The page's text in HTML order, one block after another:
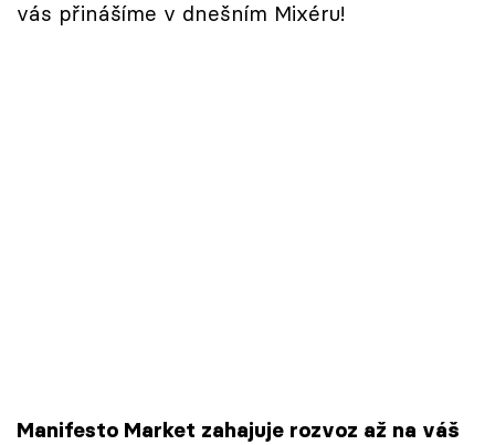
vás přinášíme v dnešním Mixéru!
Manifesto Market zahajuje rozvoz až na váš